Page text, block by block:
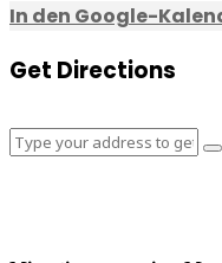
In den Google-
Get Directions